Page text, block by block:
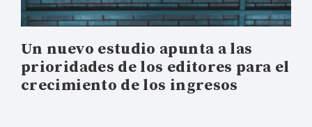
Un nuevo estudio apunta a las
prioridades de los editores para el
crecimiento de los ingresos